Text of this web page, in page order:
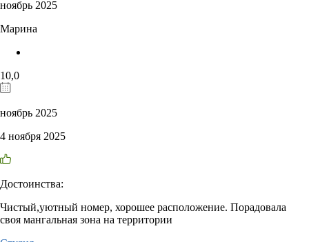
ноябрь 2025
Марина
10,0
ноябрь 2025
4 ноября 2025
Достоинства:
Чистый,уютный номер, хорошее расположение. Порадовала
своя мангальная зона на территории